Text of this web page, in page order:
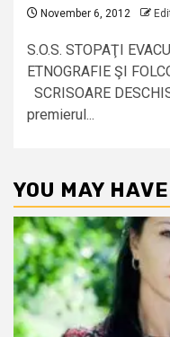
November 6, 2012
S.O.S. STOPAŢI
ETNOGRAFIE ŞI
SCRISOARE
premierul...
YOU MAY